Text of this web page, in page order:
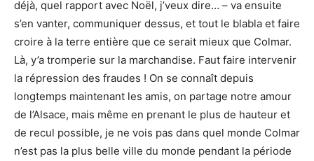
déjà, quel rapport avec Noël, j’veux dire… – va ensuite
s’en vanter, communiquer dessus, et tout le blabla et faire
croire à la terre entière que ce serait mieux que Colmar.
Là, y’a tromperie sur la marchandise. Faut faire intervenir
la répression des fraudes ! On se connaît depuis
longtemps maintenant les amis, on partage notre amour
de l’Alsace, mais même en prenant le plus de hauteur et
de recul possible, je ne vois pas dans quel monde Colmar
n’est pas la plus belle ville du monde pendant la période